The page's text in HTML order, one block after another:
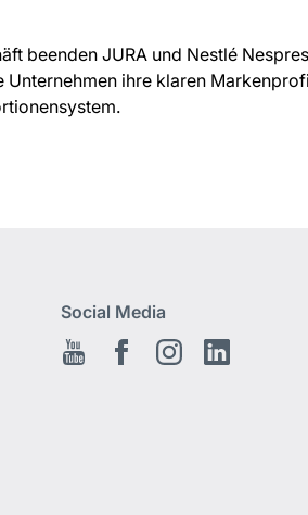
beenden JURA und Nestlé
ihre klaren
Social Media
Youtube FacebookInstagram